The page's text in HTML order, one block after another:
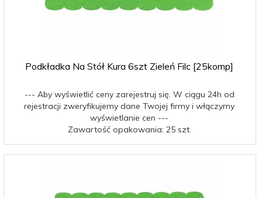
Podkładka Na Stół Kura 6szt Zieleń Filc [25komp]
--- Aby wyświetlić ceny zarejestruj się. W ciągu 24h od
rejestracji zweryfikujemy dane Twojej firmy i włączymy
wyświetlanie cen ---
Zawartość opakowania: 25 szt.